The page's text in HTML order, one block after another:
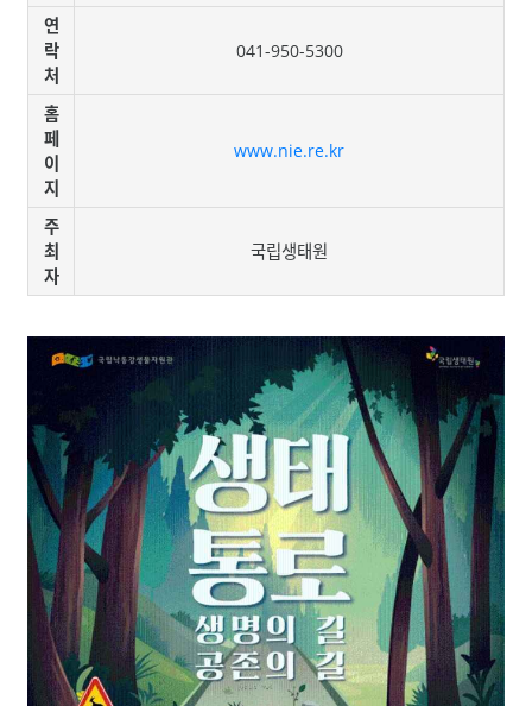
연
락
처
041-950-5300
홈
페
이
지
www.nie.re.kr
주
최
자
국립생태원